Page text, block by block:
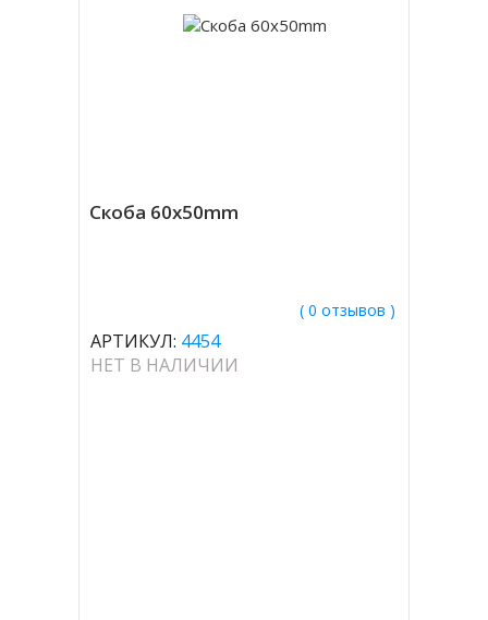
Скоба 60x50mm
( 0 отзывов )
АРТИКУЛ: 4454
НЕТ В НАЛИЧИИ